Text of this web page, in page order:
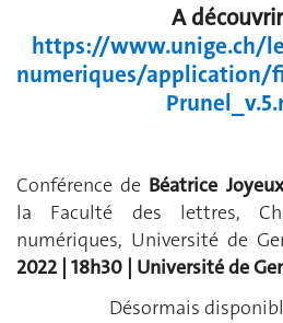
A
https://www.unige.ch/
numeriques/application/
Conférence de Béatrice
la Faculté des lettres,
numériques, Université de
2022 | 18h30 | Université de
Désormais